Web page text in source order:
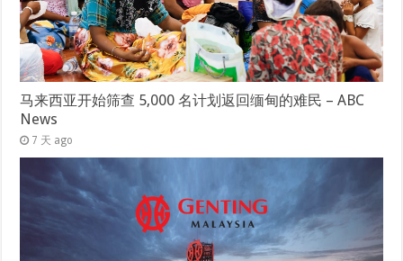
马来西亚开始筛查 5,000 名计划返回缅甸的难民 – ABC
News
7 天 ago